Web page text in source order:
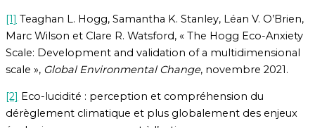
[1] Teaghan L. Hogg, Samantha K. Stanley, Léan V. O’Brien,
Marc Wilson et Clare R. Watsford, « The Hogg Eco-Anxiety
Scale: Development and validation of a multidimensional
scale », Global Environmental Change, novembre 2021.
[2] Eco-lucidité : perception et compréhension du
dérèglement climatique et plus globalement des enjeux